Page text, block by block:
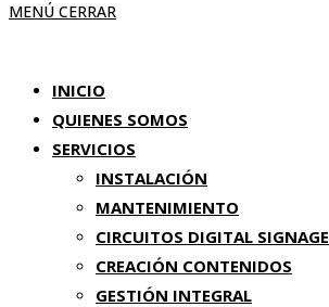
MENÚ CERRAR
INICIO
QUIENES SOMOS
SERVICIOS
INSTALACIÓN
MANTENIMIENTO
CIRCUITOS DIGITAL SIGNAGE
CREACIÓN CONTENIDOS
GESTIÓN INTEGRAL